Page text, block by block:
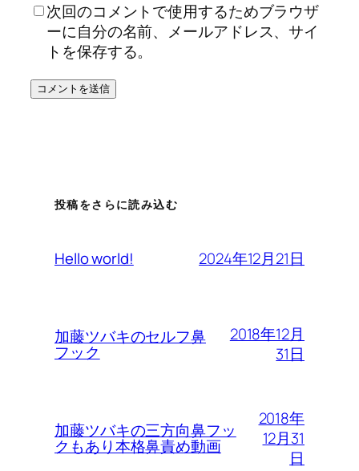
次回のコメントで使用するためブラウザ
ーに自分の名前、メールアドレス、サイ
トを保存する。
投稿をさらに読み込む
Hello world! 2024年12月21日
加藤ツバキのセルフ鼻
フック
2018年12月
31日
加藤ツバキの三方向鼻フッ
クもあり本格鼻責め動画
2018年
12月31
日